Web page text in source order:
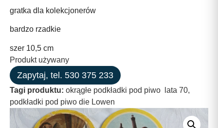
gratka dla kolekcjonerów
bardzo rzadkie
szer 10,5 cm
Produkt używany
Zapytaj, tel. 530 375 233
Tagi produktu: okrągłe podkładki pod piwo lata 70,
podkładki pod piwo die Lowen